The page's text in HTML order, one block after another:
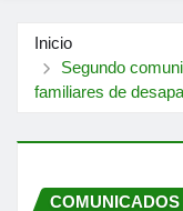
Inicio
Segundo
familiares de
COMUNICADOS